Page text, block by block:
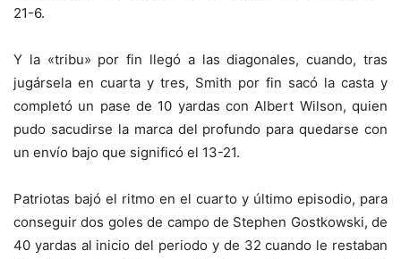
21-6.
Y la «tribu» por fin llegó a las diagonales, cuando, tras
jugársela en cuarta y tres, Smith por fin sacó la casta y
completó un pase de 10 yardas con Albert Wilson, quien
pudo sacudirse la marca del profundo para quedarse con
un envío bajo que significó el 13-21.
Patriotas bajó el ritmo en el cuarto y último episodio, para
conseguir dos goles de campo de Stephen Gostkowski, de
40 yardas al inicio del periodo y de 32 cuando le restaban